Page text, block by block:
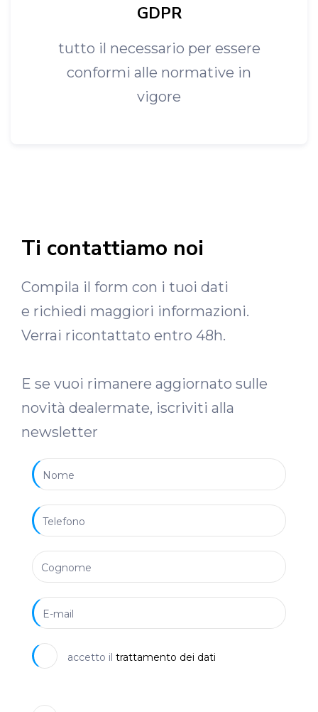
GDPR
tutto il necessario per essere
conformi alle normative in
vigore
Ti contattiamo noi
Compila il form con i tuoi dati
e richiedi maggiori informazioni.
Verrai ricontattato entro 48h.
E se vuoi rimanere aggiornato sulle
novità dealermate, iscriviti alla
newsletter
accetto il trattamento dei dati